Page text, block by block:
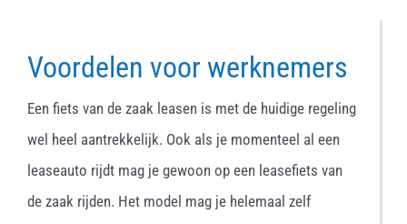
Voordelen voor werknemers
Een fiets van de zaak leasen is met de huidige regeling
wel heel aantrekkelijk. Ook als je momenteel al een
leaseauto rijdt mag je gewoon op een leasefiets van
de zaak rijden. Het model mag je helemaal zelf